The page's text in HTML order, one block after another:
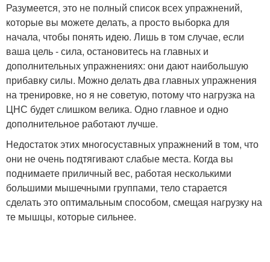
Разумеется, это не полный список всех упражнений,
которые вы можете делать, а просто выборка для
начала, чтобы понять идею. Лишь в том случае, если
ваша цель - сила, остановитесь на главных и
дополнительных упражнениях: они дают наибольшую
прибавку силы. Можно делать два главных упражнения
на тренировке, но я не советую, потому что нагрузка на
ЦНС будет слишком велика. Одно главное и одно
дополнительное работают лучше.
Недостаток этих многосуставных упражнений в том, что
они не очень подтягивают слабые места. Когда вы
поднимаете приличный вес, работая несколькими
большими мышечными группами, тело старается
сделать это оптимальным способом, смещая нагрузку на
те мышцы, которые сильнее.